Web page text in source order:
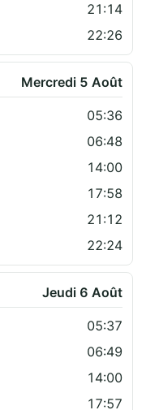
21:14
22:26
Mercredi 5 Août
05:36
06:48
14:00
17:58
21:12
22:24
Jeudi 6 Août
05:37
06:49
14:00
17:57